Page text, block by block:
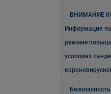
ВНИМАНИЕ
Информация
режиме
условиях